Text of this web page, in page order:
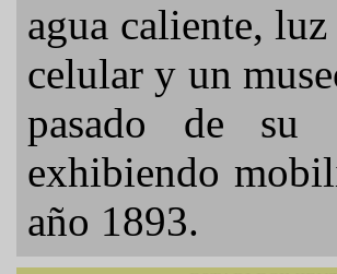
agua caliente,
celular y un
pasado de
exhibiendo
año 1893.